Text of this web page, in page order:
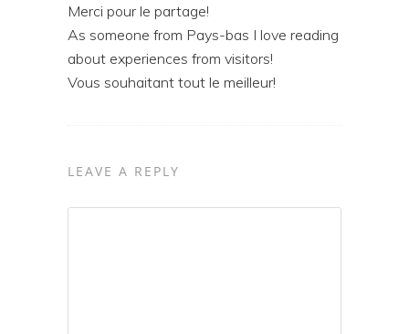
Merci pour le partage!
As someone from Pays-bas I love reading
about experiences from visitors!
Vous souhaitant tout le meilleur!
LEAVE A REPLY